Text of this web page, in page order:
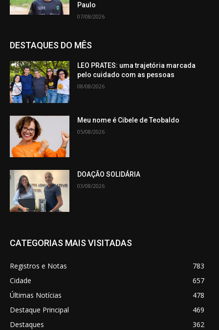
Paulo
07/08/2026
DESTAQUES DO MÊS
LEO PRATES: uma trajetória marcada
pelo cuidado com as pessoas
08/08/2026
Meu nome é Cibele de Teobaldo
05/08/2026
DOAÇÃO SOLIDÁRIA
03/08/2026
CATEGORIAS MAIS VISITADAS
Registros e Notas
783
Cidade
657
Últimas Notícias
478
Destaque Principal
469
Destaques
362